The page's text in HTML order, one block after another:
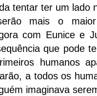
tentar ter um lado
mais o
com Eunice e
que pode
humanos
a todos os
imaginava